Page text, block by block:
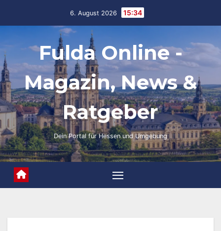
6. August 2026 15:34
Fulda Online -
Magazin, News &
Ratgeber
Dein Portal für Hessen und Umgebung